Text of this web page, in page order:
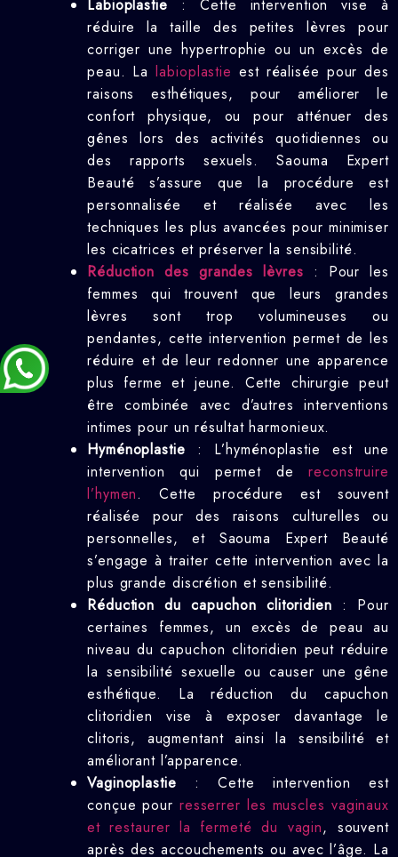
Labioplastie : Cette intervention vise à
réduire la taille des petites lèvres pour
corriger une hypertrophie ou un excès de
peau. Lalabioplastie est réalisée pour des
raisons esthétiques, pour améliorer le
confort physique, ou pour atténuer des
gênes lors des activités quotidiennes ou
des rapports sexuels. Saouma Expert
Beauté s’assure que la procédure est
personnalisée et réalisée avec les
techniques les plus avancées pour minimiser
les cicatrices et préserver la sensibilité.
Réduction des grandes lèvres : Pour les
femmes qui trouvent que leurs grandes
lèvres sont trop volumineuses ou
pendantes, cette intervention permet de les
réduire et de leur redonner une apparence
plus ferme et jeune. Cette chirurgie peut
être combinée avec d’autres interventions
intimes pour un résultat harmonieux.
Hyménoplastie : L’hyménoplastie est une
intervention qui permet dereconstruire
l’hymen. Cette procédure est souvent
réalisée pour des raisons culturelles ou
personnelles, et Saouma Expert Beauté
s’engage à traiter cette intervention avec la
plus grande discrétion et sensibilité.
Réduction du capuchon clitoridien : Pour
certaines femmes, un excès de peau au
niveau du capuchon clitoridien peut réduire
la sensibilité sexuelle ou causer une gêne
esthétique. La réduction du capuchon
clitoridien vise à exposer davantage le
clitoris, augmentant ainsi la sensibilité et
améliorant l’apparence.
Vaginoplastie : Cette intervention est
conçue pour resserrer les muscles vaginaux
et restaurer la fermeté du vagin, souvent
après des accouchements ou avec l’âge. La